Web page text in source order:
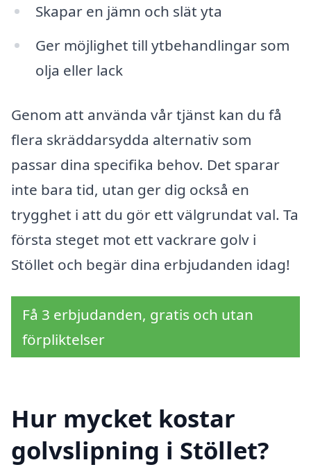
Skapar en jämn och slät yta
Ger möjlighet till ytbehandlingar som
olja eller lack
Genom att använda vår tjänst kan du få
flera skräddarsydda alternativ som
passar dina specifika behov. Det sparar
inte bara tid, utan ger dig också en
trygghet i att du gör ett välgrundat val. Ta
första steget mot ett vackrare golv i
Stöllet och begär dina erbjudanden idag!
Få 3 erbjudanden, gratis och utan
förpliktelser
Hur mycket kostar
golvslipning i Stöllet?